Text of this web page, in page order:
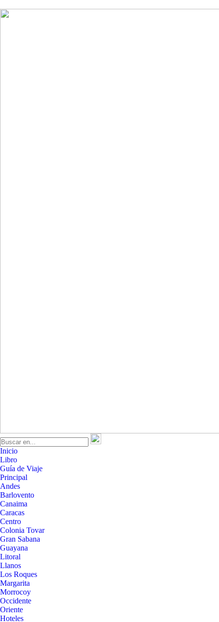
Inicio
Libro
Guía de Viaje
Principal
Andes
Barlovento
Canaima
Caracas
Centro
Colonia Tovar
Gran Sabana
Guayana
Litoral
Llanos
Los Roques
Margarita
Morrocoy
Occidente
Oriente
Hoteles